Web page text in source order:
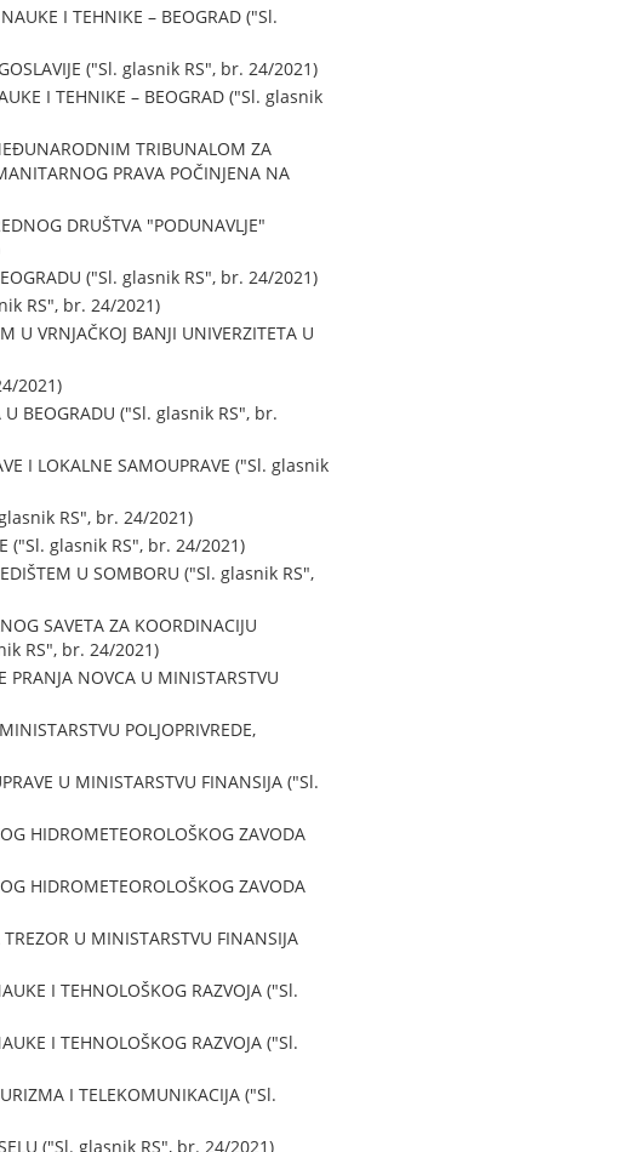
I TEHNIKE – BEOGRAD ("Sl.
("Sl. glasnik RS", br. 24/2021)
I TEHNIKE – BEOGRAD ("Sl. glasnik
TRIBUNALOM ZA
PRAVA POČINJENA NA
DRUŠTVA "PODUNAVLJE"
("Sl. glasnik RS", br. 24/2021)
RS", br. 24/2021)
U VRNJAČKOJ BANJI UNIVERZITETA U
2021)
U BEOGRADU ("Sl. glasnik RS", br.
I LOKALNE SAMOUPRAVE ("Sl. glasnik
glasnik RS", br. 24/2021)
("Sl. glasnik RS", br. 24/2021)
U SOMBORU ("Sl. glasnik RS",
SAVETA ZA KOORDINACIJU
RS", br. 24/2021)
PRANJA NOVCA U MINISTARSTVU
POLJOPRIVREDE,
U MINISTARSTVU FINANSIJA ("Sl.
HIDROMETEOROLOŠKOG ZAVODA
HIDROMETEOROLOŠKOG ZAVODA
U MINISTARSTVU FINANSIJA
I TEHNOLOŠKOG RAZVOJA ("Sl.
I TEHNOLOŠKOG RAZVOJA ("Sl.
I TELEKOMUNIKACIJA ("Sl.
SELU ("Sl. glasnik RS", br. 24/2021)